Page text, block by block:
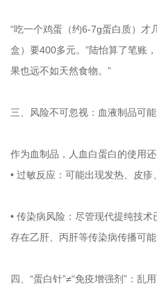
“吃一个鸡蛋（约6-7g蛋白质）才
盒）要400多元。”陆怡算了笔账
果也远不如天然食物。”
三、风险不可忽视：血液制品可
作为血制品，人血白蛋白的使用
• 过敏反应：可能出现发热、皮
• 传染病风险：尽管现代提纯技
存在乙肝、丙肝等传染病传播可
四、“蛋白针”≠“免疫增强剂”：乱